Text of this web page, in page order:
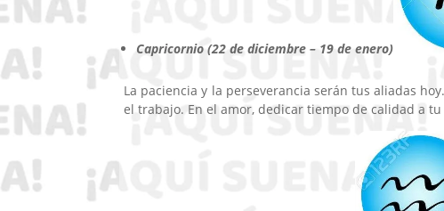
Capricornio (22 de diciembre – 19 de enero)
La paciencia y la perseverancia serán tus aliadas
el trabajo. En el amor, dedicar tiempo de calidad a